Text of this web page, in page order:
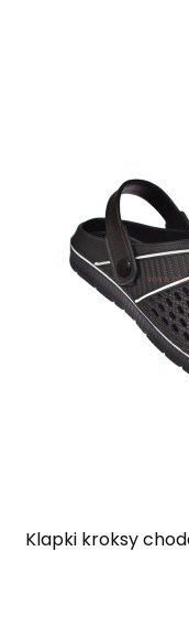
Klapki kroksy